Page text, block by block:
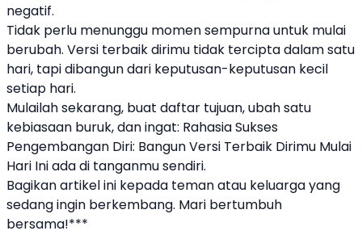
negatif.
Tidak perlu menunggu momen sempurna untuk mulai
berubah. Versi terbaik dirimu tidak tercipta dalam satu
hari, tapi dibangun dari keputusan-keputusan kecil
setiap hari.
Mulailah sekarang, buat daftar tujuan, ubah satu
kebiasaan buruk, dan ingat: Rahasia Sukses
Pengembangan Diri: Bangun Versi Terbaik Dirimu Mulai
Hari Ini ada di tanganmu sendiri.
Bagikan artikel ini kepada teman atau keluarga yang
sedang ingin berkembang. Mari bertumbuh
bersama!***